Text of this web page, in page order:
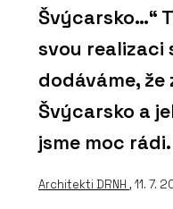
Švýcarsko…“
svou realizaci
dodáváme, že
Švýcarsko a
jsme moc rádi.
Architekti DRNH , 11. 7.